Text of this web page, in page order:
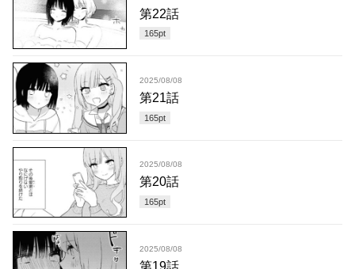
第22話
165pt
2025/08/08
第21話
165pt
2025/08/08
第20話
165pt
2025/08/08
第19話